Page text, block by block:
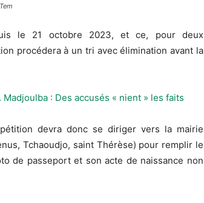
le 21 octobre 2023, et ce, pour deux
procédera à un tri avec élimination avant la
: Des accusés « nient » les faits
devra donc se diriger vers la mairie
Tchaoudjo, saint Thérèse) pour remplir le
de passeport et son acte de naissance non